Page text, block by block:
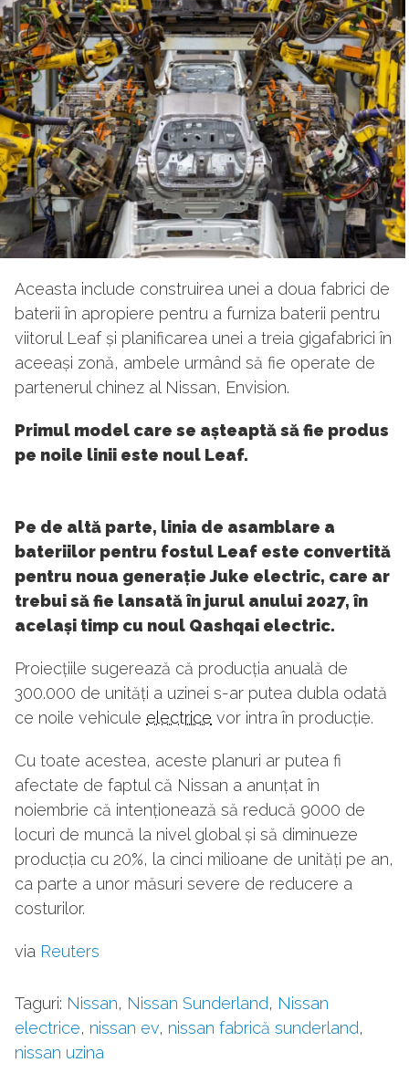
Aceasta include construirea unei a doua fabrici de
baterii în apropiere pentru a furniza baterii pentru
viitorul Leaf și planificarea unei a treia gigafabrici în
aceeași zonă, ambele urmând să fie operate de
partenerul chinez al Nissan, Envision.
Primul model care se așteaptă să fie produs
pe noile linii este noul Leaf.
Pe de altă parte, linia de asamblare a
bateriilor pentru fostul Leaf este convertită
pentru noua generație Juke electric, care ar
trebui să fie lansată în jurul anului 2027, în
același timp cu noul Qashqai electric.
Proiecțiile sugerează că producția anuală de
300.000 de unități a uzinei s-ar putea dubla odată
ce noile vehicule electrice vor intra în producție.
Cu toate acestea, aceste planuri ar putea fi
afectate de faptul că Nissan a anunțat în
noiembrie că intenționează să reducă 9000 de
locuri de muncă la nivel global și să diminueze
producția cu 20%, la cinci milioane de unități pe an,
ca parte a unor măsuri severe de reducere a
costurilor.
via Reuters
Taguri: Nissan, Nissan Sunderland, Nissan
electrice, nissan ev, nissan fabrică sunderland,
nissan uzina